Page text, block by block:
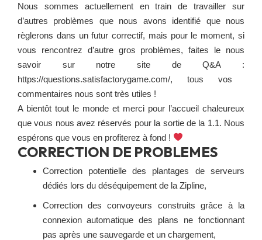
Nous sommes actuellement en train de travailler sur
d’autres problèmes que nous avons identifié que nous
règlerons dans un futur correctif, mais pour le moment, si
vous rencontrez d’autre gros problèmes, faites le nous
savoir sur notre site de Q&A :
https://questions.satisfactorygame.com/, tous vos
commentaires nous sont très utiles !
A bientôt tout le monde et merci pour l’accueil chaleureux
que vous nous avez réservés pour la sortie de la 1.1. Nous
espérons que vous en profiterez à fond !
CORRECTION DE PROBLEMES
Correction potentielle des plantages de serveurs
dédiés lors du déséquipement de la Zipline,
Correction des convoyeurs construits grâce à la
connexion automatique des plans ne fonctionnant
pas après une sauvegarde et un chargement,